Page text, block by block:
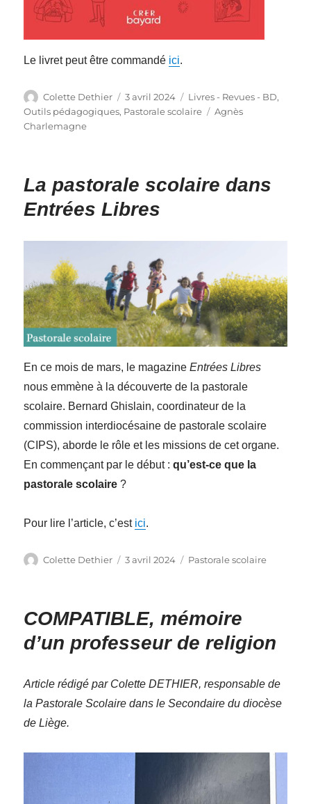
Le livret peut être commandé ici.
Auteur
Colette Dethier
Publié
le
3 avril 2024 Catégories
Livres - Revues - BD,
Outils pédagogiques, Pastorale scolaire Étiquettes
Agnès
Charlemagne
La pastorale scolaire dans
Entrées Libres
En ce mois de mars, le magazineEntrées Libres
nous emmène à la découverte de la pastorale
scolaire. Bernard Ghislain, coordinateur de la
commission interdiocésaine de pastorale scolaire
(CIPS), aborde le rôle et les missions de cet organe.
En commençant par le début :qu’est-ce que la
pastorale scolaire?
Pour lire l’article, c’est ici.
Auteur
Colette Dethier
Publié
3 avril 2024 Catégories
Pastorale scolaire
COMPATIBLE, mémoire
d’un professeur de religion
Article rédigé par Colette DETHIER, responsable de
la Pastorale Scolaire dans le Secondaire du diocèse
de Liège.